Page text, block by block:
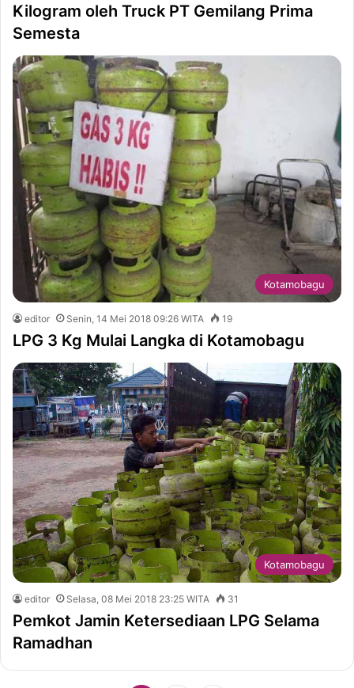
Kilogram oleh Truck PT Gemilang Prima
Semesta
Kotamobagu
editor Senin, 14 Mei 2018 09:26 WITA 19
LPG 3 Kg Mulai Langka di Kotamobagu
Kotamobagu
editor Selasa, 08 Mei 2018 23:25 WITA 31
Pemkot Jamin Ketersediaan LPG Selama
Ramadhan